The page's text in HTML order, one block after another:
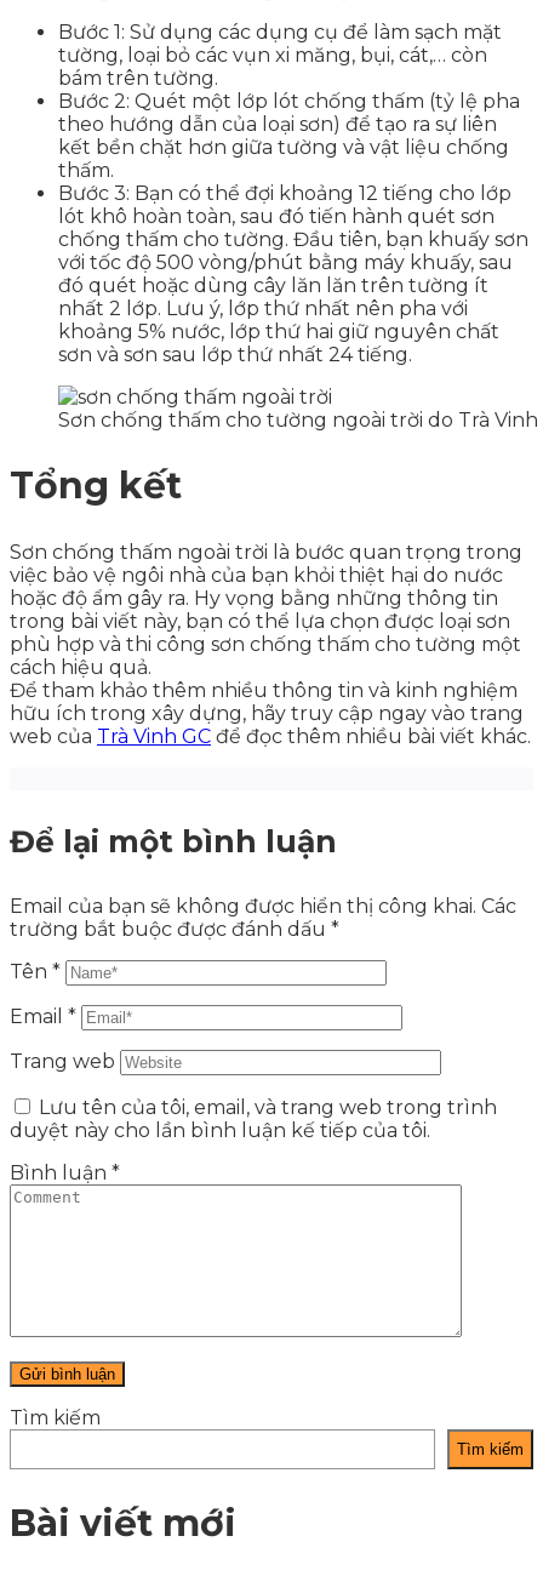
Bước 1: Sử dụng các dụng cụ để làm sạch mặt
tường, loại bỏ các vụn xi măng, bụi, cát,… còn
bám trên tường.
Bước 2: Quét một lớp lót chống thấm (tỷ lệ pha
theo hướng dẫn của loại sơn) để tạo ra sự liên
kết bền chặt hơn giữa tường và vật liệu chống
thấm.
Bước 3: Bạn có thể đợi khoảng 12 tiếng cho lớp
lót khô hoàn toàn, sau đó tiến hành quét sơn
chống thấm cho tường. Đầu tiên, bạn khuấy sơn
với tốc độ 500 vòng/phút bằng máy khuấy, sau
đó quét hoặc dùng cây lăn lăn trên tường ít
nhất 2 lớp. Lưu ý, lớp thứ nhất nên pha với
khoảng 5% nước, lớp thứ hai giữ nguyên chất
sơn và sơn sau lớp thứ nhất 24 tiếng.
Sơn chống thấm cho tường ngoài trời do Trà Vinh
Tổng kết
Sơn chống thấm ngoài trời là bước quan trọng trong
việc bảo vệ ngôi nhà của bạn khỏi thiệt hại do nước
hoặc độ ẩm gây ra. Hy vọng bằng những thông tin
trong bài viết này, bạn có thể lựa chọn được loại sơn
phù hợp và thi công sơn chống thấm cho tường một
cách hiệu quả.
Để tham khảo thêm nhiều thông tin và kinh nghiệm
hữu ích trong xây dựng, hãy truy cập ngay vào trang
web của Trà Vinh GC để đọc thêm nhiều bài viết khác.
Để lại một bình luận
Email của bạn sẽ không được hiển thị công khai. Các
trường bắt buộc được đánh dấu *
Tên *
Email *
Trang web
Lưu tên của tôi, email, và trang web trong trình
duyệt này cho lần bình luận kế tiếp của tôi.
Bình luận *
Tìm kiếm
Tìm kiếm
Bài viết mới